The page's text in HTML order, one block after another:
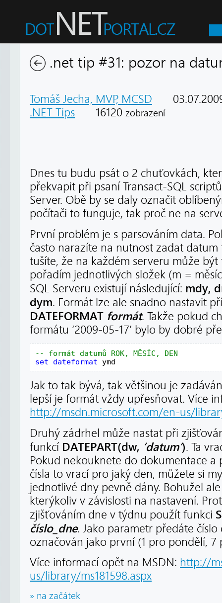
.net tip #31: pozor na
Tomáš Jecha, MVP, MCSD
.NET Tips 16120 zobrazení
Dnes tu budu psát o 2 chuťovkách,
překvapit při psaní Transact-SQL
Server. Obě by se daly označit
počítači to funguje, tak proč ne na
První problém je s parsováním data.
často narazíte na nutnost zadat
tušíte, že na každém serveru může být
pořadím jednotlivých složek (m =
SQL Serveru existují následující: mdy,
dym. Formát lze ale snadno nastavit
DATEFORMAT formát. Takže pokud
formátu ‘2009-05-17’ bylo by dobré
set dateformat ymd
Jak to tak bývá, tak většinou je
lepší je formát vždy upřesňovat. Více
http://msdn.microsoft.com/en-us/
Druhý zádrhel může nastat při
funkcí DATEPART(dw, ‘datum’). Ta
Pokud nekouknete do dokumentace a
čísla to vrací pro jaký den, můžete si
jednotlivé dny pevně dány. Bohužel
kterýkoliv v závislosti na nastavení.
zjišťováním dne v týdnu použít funkci
číslo_dne. Jako parametr předáte
označován jako první (1 pro pondělí, 7
Více informací opět na MSDN: http://
us/library/ms181598.aspx
» na začátek